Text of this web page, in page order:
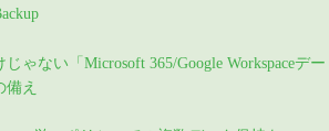
ゃない「Microsoft 365/Google Workspaceデー
え